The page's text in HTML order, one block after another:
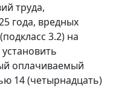
труда,
года, вредных
3.2) на
оплачиваемый
14 (четырнадцать)